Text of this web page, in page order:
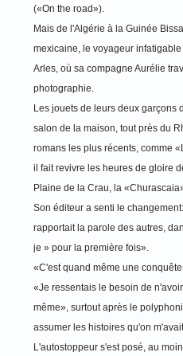
(«On the road»).
Mais de l'Algérie à la Guinée
mexicaine, le voyageur
Arles, où sa compagne Aurélie
photographie.
Les jouets de leurs deux garçons
salon de la maison, tout près du
romans les plus récents, comme
il fait revivre les heures de gloire
Plaine de la Crau, la
Son éditeur a senti le
rapportait la parole des autres,
je » pour la première fois».
«C'est quand même une
«Je ressentais le besoin de
même», surtout après le
assumer les histoires qu'on
L'autostoppeur s'est posé, au